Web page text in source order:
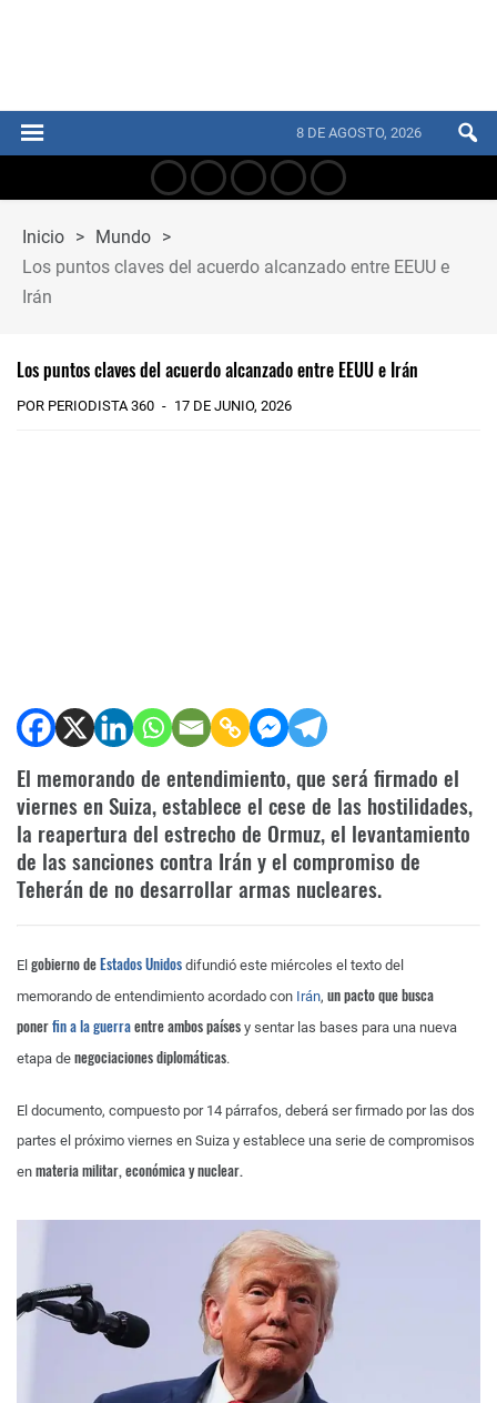
8 DE AGOSTO, 2026
Inicio > Mundo >
Los puntos claves del acuerdo alcanzado entre EEUU e
Irán
Los puntos claves del acuerdo alcanzado entre EEUU e Irán
POR PERIODISTA 360 17 DE JUNIO, 2026
El memorando de entendimiento, que será firmado el
viernes en Suiza, establece el cese de las hostilidades,
la reapertura del estrecho de Ormuz, el levantamiento
de las sanciones contra Irán y el compromiso de
Teherán de no desarrollar armas nucleares.
El gobierno deEstados Unidos difundió este miércoles el texto del
memorando de entendimiento acordado con Irán, un pacto que busca
ponerfin a la guerraentre ambos países y sentar las bases para una nueva
etapa de negociaciones diplomáticas.
El documento, compuesto por 14 párrafos, deberá ser firmado por las dos
partes el próximo viernes en Suiza y establece una serie de compromisos
en materia militar, económica y nuclear.